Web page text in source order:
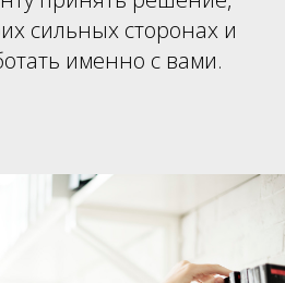
сильных сторонах и
именно с вами.